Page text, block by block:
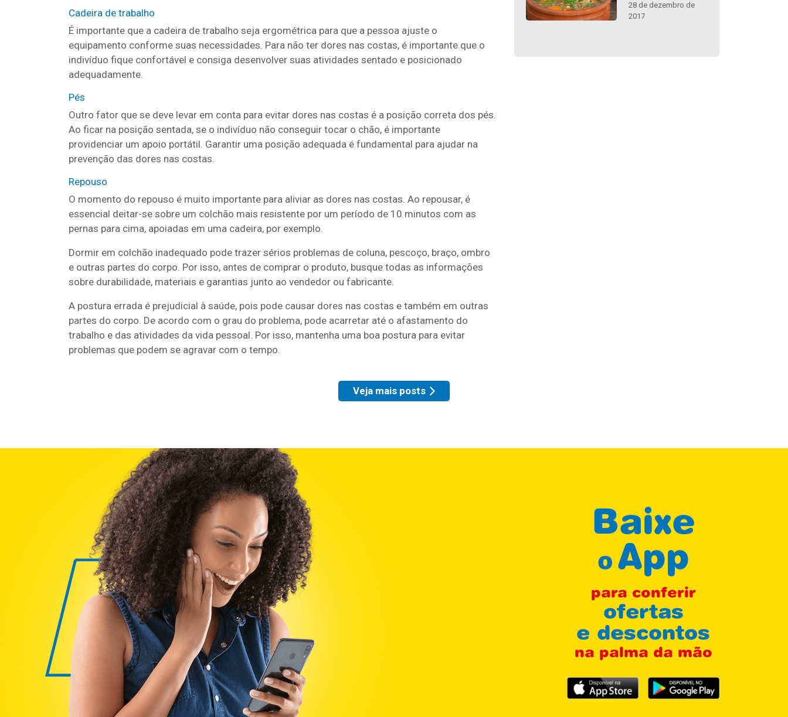
Cadeira de trabalho
É importante que a cadeira de trabalho seja ergométrica para que a pessoa ajuste o
equipamento conforme suas necessidades. Para não ter dores nas costas, é importante que o
indivíduo fique confortável e consiga desenvolver suas atividades sentado e posicionado
adequadamente.
Pés
Outro fator que se deve levar em conta para evitar dores nas costas é a posição correta dos pés.
Ao ficar na posição sentada, se o indivíduo não conseguir tocar o chão, é importante
providenciar um apoio portátil. Garantir uma posição adequada é fundamental para ajudar na
prevenção das dores nas costas.
Repouso
O momento do repouso é muito importante para aliviar as dores nas costas. Ao repousar, é
essencial deitar-se sobre um colchão mais resistente por um período de 10 minutos com as
pernas para cima, apoiadas em uma cadeira, por exemplo.
Dormir em colchão inadequado pode trazer sérios problemas de coluna, pescoço, braço, ombro
e outras partes do corpo. Por isso, antes de comprar o produto, busque todas as informações
sobre durabilidade, materiais e garantias junto ao vendedor ou fabricante.
A postura errada é prejudicial à saúde, pois pode causar dores nas costas e também em outras
partes do corpo. De acordo com o grau do problema, pode acarretar até o afastamento do
trabalho e das atividades da vida pessoal. Por isso, mantenha uma boa postura para evitar
problemas que podem se agravar com o tempo.
28 de dezembro de
2017
Veja mais posts
Baixe
oApp
para conferir
ofertas
e descontos
na palma da mão